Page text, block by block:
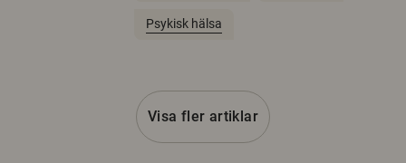
Psykisk hälsa
Visa fler artiklar